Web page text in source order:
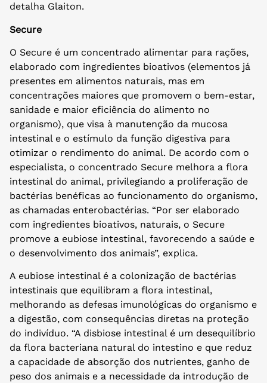
detalha Glaiton.
Secure
O Secure é um concentrado alimentar para rações,
elaborado com ingredientes bioativos (elementos já
presentes em alimentos naturais, mas em
concentrações maiores que promovem o bem-estar,
sanidade e maior eficiência do alimento no
organismo), que visa à manutenção da mucosa
intestinal e o estímulo da função digestiva para
otimizar o rendimento do animal. De acordo com o
especialista, o concentrado Secure melhora a flora
intestinal do animal, privilegiando a proliferação de
bactérias benéficas ao funcionamento do organismo,
as chamadas enterobactérias. “Por ser elaborado
com ingredientes bioativos, naturais, o Secure
promove a eubiose intestinal, favorecendo a saúde e
o desenvolvimento dos animais”, explica.
A eubiose intestinal é a colonização de bactérias
intestinais que equilibram a flora intestinal,
melhorando as defesas imunológicas do organismo e
a digestão, com consequências diretas na proteção
do indivíduo. “A disbiose intestinal é um desequilíbrio
da flora bacteriana natural do intestino e que reduz
a capacidade de absorção dos nutrientes, ganho de
peso dos animais e a necessidade da introdução de